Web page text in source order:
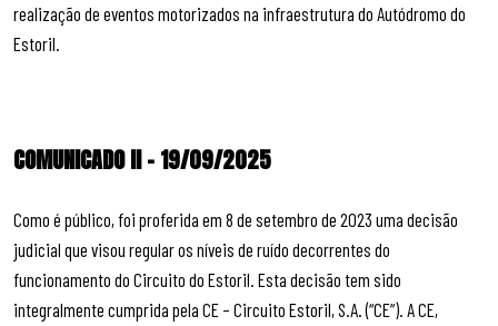
realização de eventos motorizados na infraestrutura do Autódromo do
Estoril.
COMUNICADO II – 19/09/2025
Como é público, foi proferida em 8 de setembro de 2023 uma decisão
judicial que visou regular os níveis de ruído decorrentes do
funcionamento do Circuito do Estoril. Esta decisão tem sido
integralmente cumprida pela CE – Circuito Estoril, S.A. (“CE”). A CE,